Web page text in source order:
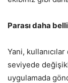
Parası daha
Yani,
seviyede
uygulamada